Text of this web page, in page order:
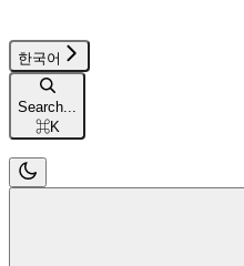
한국어
Search...
⌘K